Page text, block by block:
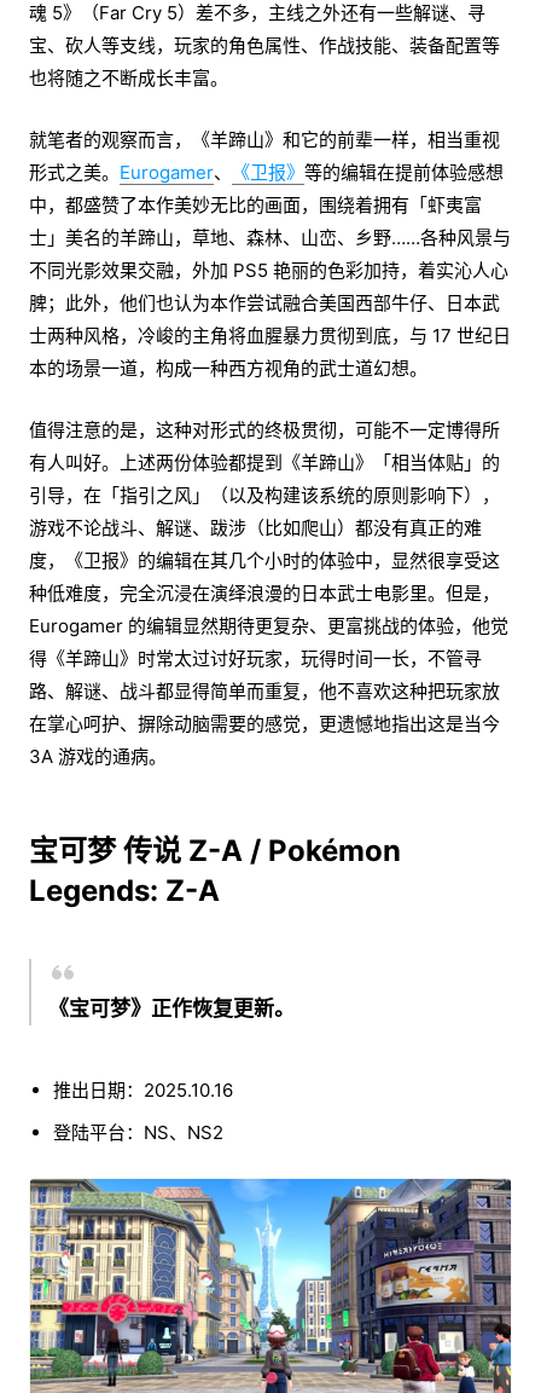
魂 5》（Far Cry 5）差不多，主线之外还有一些解谜、寻
宝、砍人等支线，玩家的角色属性、作战技能、装备配置等
也将随之不断成长丰富。
就笔者的观察而言，《羊蹄山》和它的前辈一样，相当重视
形式之美。 Eurogamer、 《卫报》 等的编辑在提前体验感想
中，都盛赞了本作美妙无比的画面，围绕着拥有「虾夷富
士」美名的羊蹄山，草地、森林、山峦、乡野……各种风景与
不同光影效果交融，外加 PS5 艳丽的色彩加持，着实沁人心
脾；此外，他们也认为本作尝试融合美国西部牛仔、日本武
士两种风格，冷峻的主角将血腥暴力贯彻到底，与 17 世纪日
本的场景一道，构成一种西方视角的武士道幻想。
值得注意的是，这种对形式的终极贯彻，可能不一定博得所
有人叫好。上述两份体验都提到《羊蹄山》「相当体贴」的
引导，在「指引之风」（以及构建该系统的原则影响下），
游戏不论战斗、解谜、跋涉（比如爬山）都没有真正的难
度，《卫报》的编辑在其几个小时的体验中，显然很享受这
种低难度，完全沉浸在演绎浪漫的日本武士电影里。但是，
Eurogamer 的编辑显然期待更复杂、更富挑战的体验，他觉
得《羊蹄山》时常太过讨好玩家，玩得时间一长，不管寻
路、解谜、战斗都显得简单而重复，他不喜欢这种把玩家放
在掌心呵护、摒除动脑需要的感觉，更遗憾地指出这是当今
3A 游戏的通病。
宝可梦 传说 Z-A / Pokémon
Legends: Z-A
《宝可梦》正作恢复更新。
推出日期：2025.10.16
登陆平台：NS、NS2